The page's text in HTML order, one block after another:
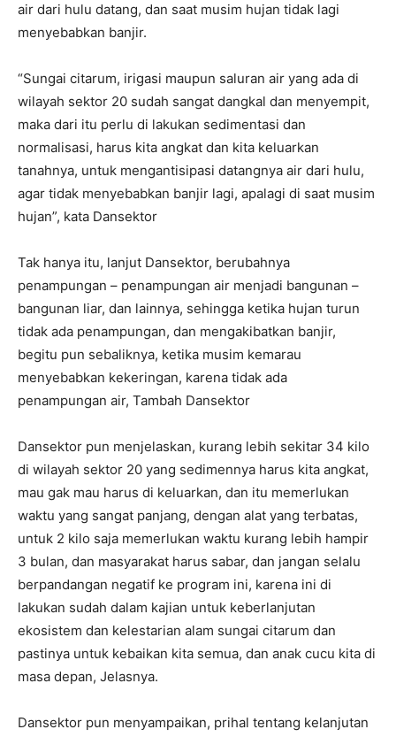
air dari hulu datang, dan saat musim hujan tidak lagi
menyebabkan banjir.
“Sungai citarum, irigasi maupun saluran air yang ada di
wilayah sektor 20 sudah sangat dangkal dan menyempit,
maka dari itu perlu di lakukan sedimentasi dan
normalisasi, harus kita angkat dan kita keluarkan
tanahnya, untuk mengantisipasi datangnya air dari hulu,
agar tidak menyebabkan banjir lagi, apalagi di saat musim
hujan”, kata Dansektor
Tak hanya itu, lanjut Dansektor, berubahnya
penampungan – penampungan air menjadi bangunan –
bangunan liar, dan lainnya, sehingga ketika hujan turun
tidak ada penampungan, dan mengakibatkan banjir,
begitu pun sebaliknya, ketika musim kemarau
menyebabkan kekeringan, karena tidak ada
penampungan air, Tambah Dansektor
Dansektor pun menjelaskan, kurang lebih sekitar 34 kilo
di wilayah sektor 20 yang sedimennya harus kita angkat,
mau gak mau harus di keluarkan, dan itu memerlukan
waktu yang sangat panjang, dengan alat yang terbatas,
untuk 2 kilo saja memerlukan waktu kurang lebih hampir
3 bulan, dan masyarakat harus sabar, dan jangan selalu
berpandangan negatif ke program ini, karena ini di
lakukan sudah dalam kajian untuk keberlanjutan
ekosistem dan kelestarian alam sungai citarum dan
pastinya untuk kebaikan kita semua, dan anak cucu kita di
masa depan, Jelasnya.
Dansektor pun menyampaikan, prihal tentang kelanjutan